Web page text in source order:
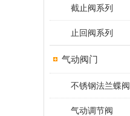
截止阀系列
止回阀系列
气动阀门
不锈钢法兰蝶阀
气动调节阀